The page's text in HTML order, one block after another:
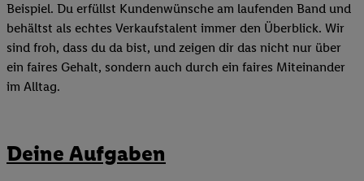
Beispiel. Du erfüllst Kundenwünsche am laufenden Band und
behältst als echtes Verkaufstalent immer den Überblick. Wir
sind froh, dass du da bist, und zeigen dir das nicht nur über
ein faires Gehalt, sondern auch durch ein faires Miteinander
im Alltag.
Deine Aufgaben